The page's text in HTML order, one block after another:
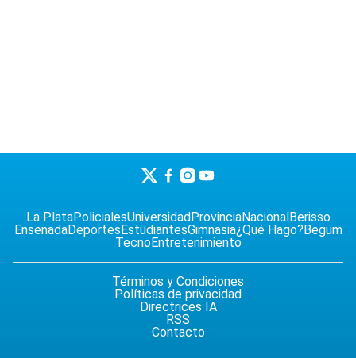
La PlataPolicialesUniversidad ProvinciaNacional Berisso
EnsenadaDeportes EstudiantesGimnasia¿Qué Hago? Begum
TecnoEntretenimiento
Términos y Condiciones
Políticas de privacidad
Directrices IA
RSS
Contacto